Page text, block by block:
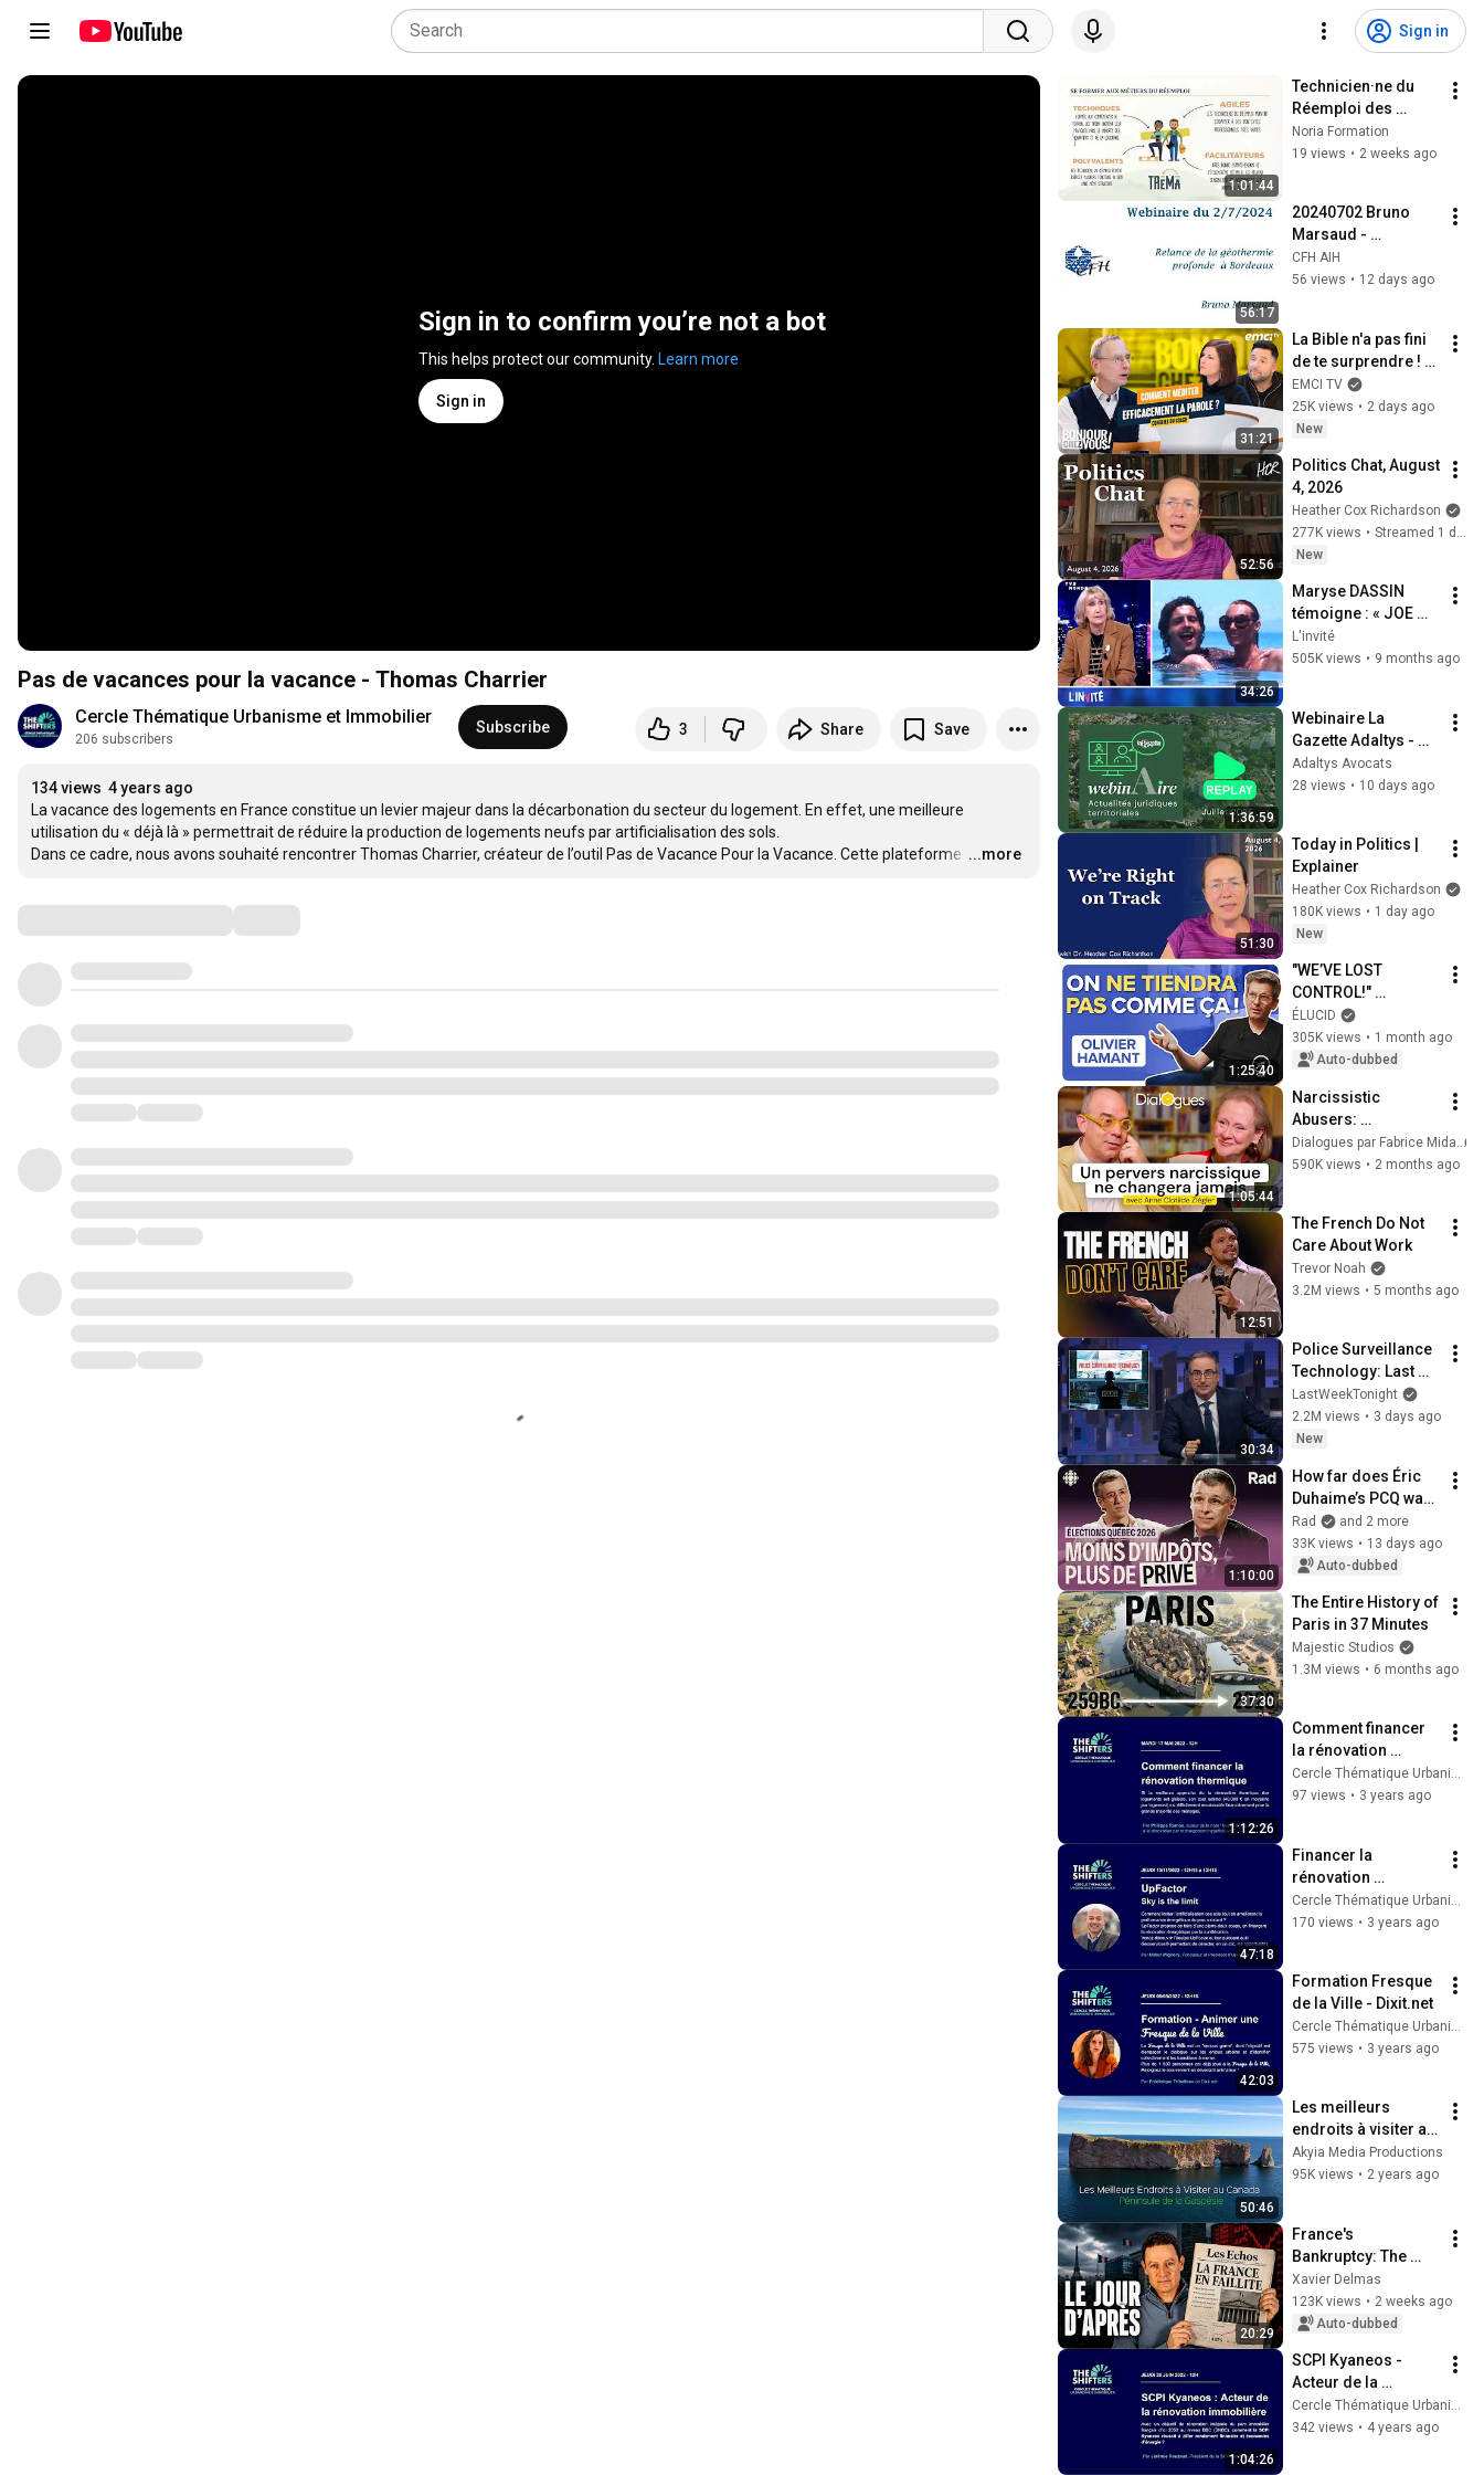
Sign in
Sign in to confirm you’re not a bot
This helps protect our community. Learn more
Sign in
Pas de vacances pour la vacance - Thomas Charrier
Cercle Thématique Urbanisme et Immobilier
206 subscribers
Subscribe 3 Share Save
134 views 4 years ago
La vacance des logements en France constitue un levier majeur dans la décarbonation du secteur du logement. En effet, une meilleure
utilisation du « déjà là » permettrait de réduire la production de logements neufs par artificialisation des sols.
Dans ce cadre, nous avons souhaité rencontrer Thomas Charrier, créateur de l’outil Pas de Vacance Pour la Vacance. Cette plateforme …
...more
1:01:44
Technicien·ne du
Réemploi des
Matériaux du
bâtiment (TRéMa) -
(22/07/2027)
Noria Formation
19 views • 2 weeks ago
56:17
20240702 Bruno
Marsaud -
Géothermie
profonde à
CFH AIH
56 views • 12 days ago
31:21
La Bible n'a pas fini
de te surprendre ! -
Bonjour chez vous !
- Philippe Bak
EMCI TV
25K views • 2 days ago
New
52:56
Politics Chat, August
4, 2026
Heather Cox Richardson
277K views •
Streamed 1 day ago
New
34:26
Maryse DASSIN
témoigne : « JOE
s’est suicidé à la
cocaīne »
L'invité
505K views • 9 months ago
1:36:59
Webinaire La
Gazette Adaltys -
Actualités
territoriales 2026
Adaltys Avocats
28 views • 10 days ago
51:30
Today in Politics |
Explainer
Heather Cox Richardson
180K views • 1 day ago
New
1:25:40
"WE’VE LOST
CONTROL!"
Surviving Collapse
Through
ROBUSTNESS -
ÉLUCID
305K views • 1 month ago
Auto-dubbed
1:05:44
Narcissistic
Abusers:
Understanding and
Protecting Yourself
Ziégler
Dialogues par Fabrice Midal
590K views • 2 months ago
12:51
The French Do Not
Care About Work
Trevor Noah
3.2M views • 5 months ago
30:34
Police Surveillance
Technology: Last
Week Tonight with
John Oliver (HBO)
LastWeekTonight
2.2M views • 3 days ago
New
1:10:00
How far does Éric
Duhaime’s PCQ want
to go with the private
sector? | The Rad
Podcast
Rad
and 2 more
33K views • 13 days ago
Auto-dubbed
37:30
The Entire History of
Paris in 37 Minutes
Majestic Studios
1.3M views • 6 months ago
1:12:26
Comment financer
la rénovation
thermique - Philippe
Ramos
Cercle Thématique Urbanisme et Immobilier
97 views • 3 years ago
47:18
Financer la
rénovation
énergétique par la
surélévation -
170 views • 3 years ago
42:03
Formation Fresque
de la Ville - Dixit.net
Cercle Thématique Urbanisme et Immobilier
575 views • 3 years ago
50:46
Les meilleurs
endroits à visiter au
Canada - Péninsule
de la Gaspésie
Akyia Media Productions
95K views • 2 years ago
20:29
France's
Bankruptcy: The
Step-by-Step
Scenario
Xavier Delmas
123K views • 2 weeks ago
Auto-dubbed
1:04:26
SCPI Kyaneos -
Acteur de la
rénovation
immobilière -
Cercle Thématique Urbanisme et Immobilier
342 views • 4 years ago